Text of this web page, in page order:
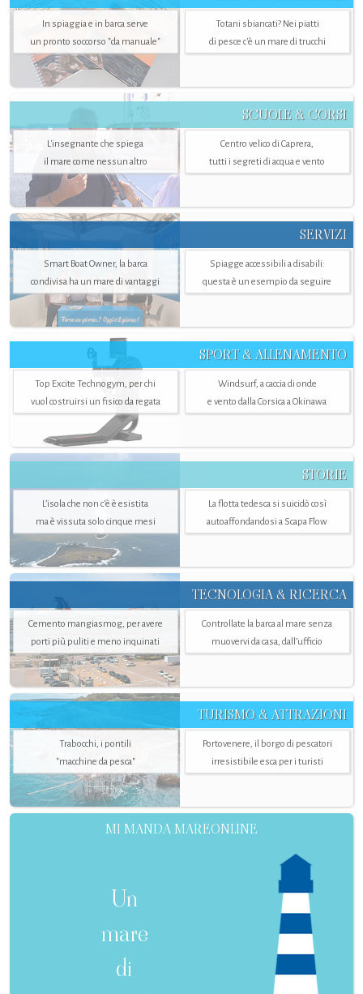
In spiaggia e in barca serve
un pronto soccorso "da manuale"
Totani sbiancati? Nei piatti
di pesce c'è un mare di trucchi
SCUOLE & CORSI
L'insegnante che spiega
il mare come nessun altro
Centro velico di Caprera,
tutti i segreti di acqua e vento
SERVIZI
Smart Boat Owner, la barca
condivisa ha un mare di vantaggi
Spiagge accessibili a disabili:
questa è un esempio da seguire
SPORT & ALLENAMENTO
Top Excite Technogym, per chi
vuol costruirsi un fisico da regata
Windsurf, a caccia di onde
e vento dalla Corsica a Okinawa
STORIE
L’isola che non c'è è esistita
ma è vissuta solo cinque mesi
La flotta tedesca si suicidò così
autoaffondandosi a Scapa Flow
TECNOLOGIA & RICERCA
Cemento mangiasmog, per avere
porti più puliti e meno inquinati
Controllate la barca al mare senza
muovervi da casa, dall’ufficio
TURISMO & ATTRAZIONI
Trabocchi, i pontili
"macchine da pesca"
Portovenere, il borgo di pescatori
irresistibile esca per i turisti
MI MANDA MAREONLINE
Un
mare
di